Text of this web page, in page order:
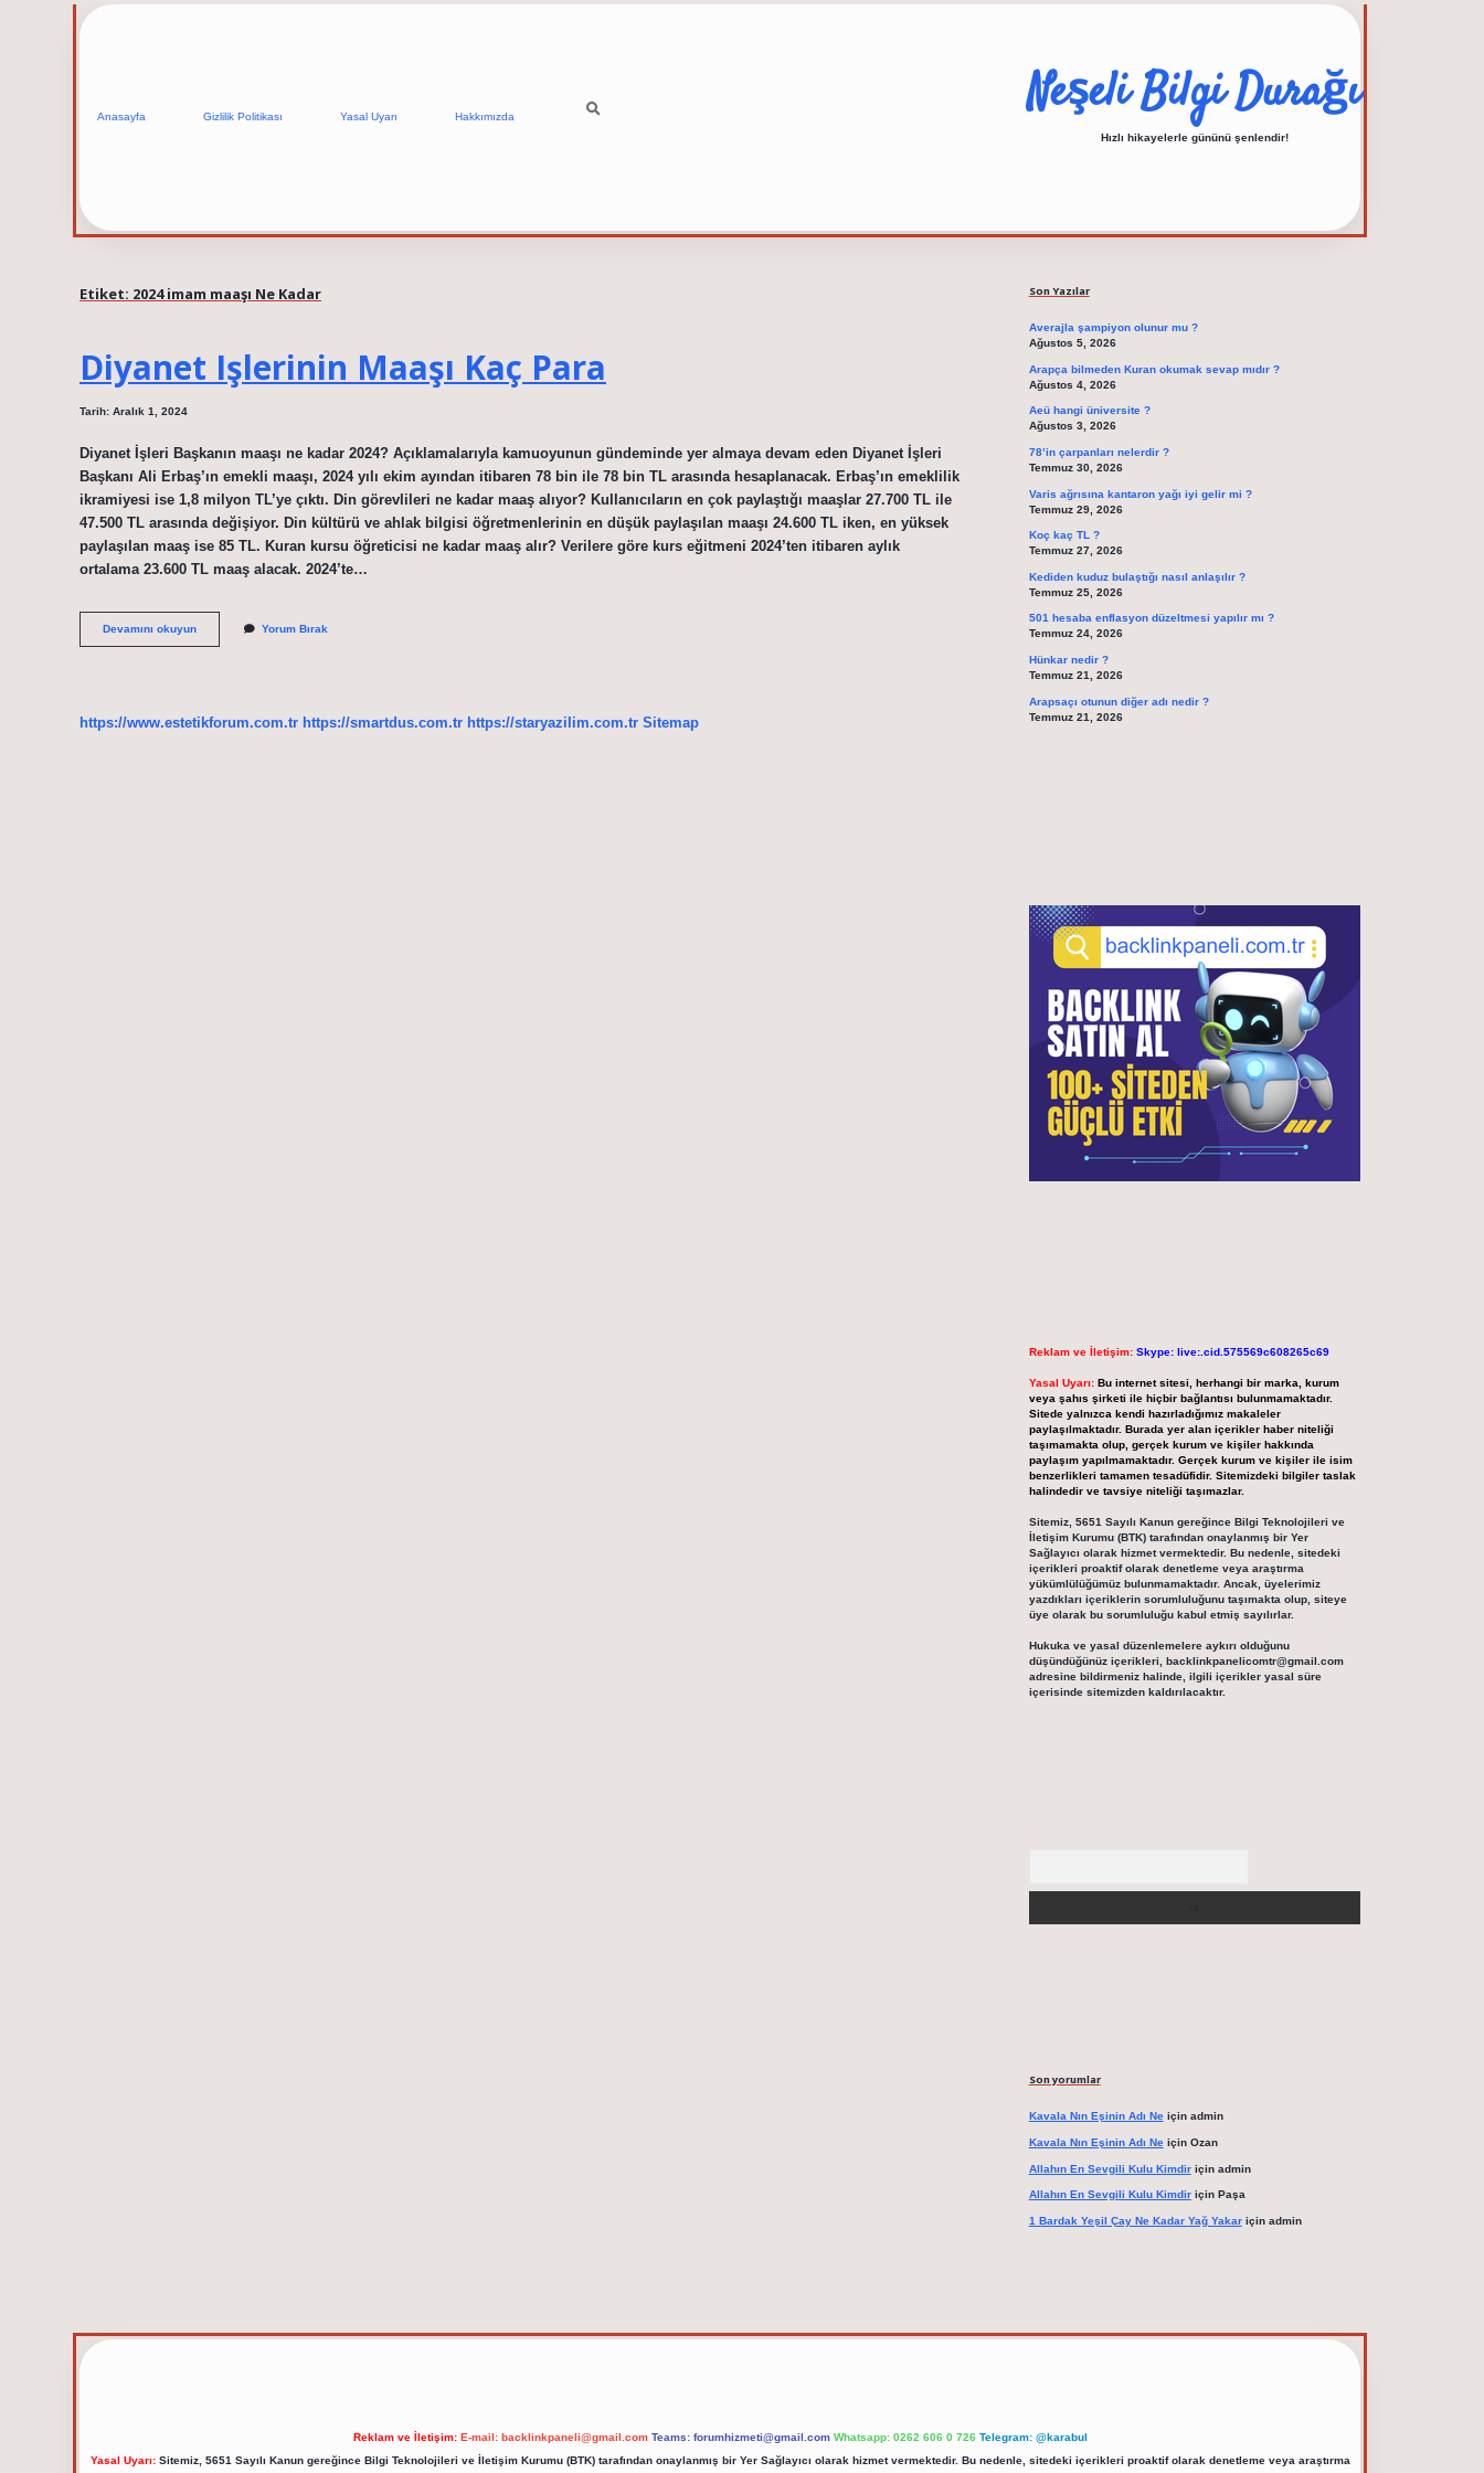
Anasayfa Gizlilik Politikası Yasal Uyarı Hakkımızda Neşeli Bilgi Durağı
Hızlı hikayelerle gününü şenlendir!
Etiket: 2024 imam maaşı Ne Kadar
Diyanet Işlerinin Maaşı Kaç Para
Tarih: Aralık 1, 2024
Diyanet İşleri Başkanın maaşı ne kadar 2024? Açıklamalarıyla kamuoyunun gündeminde yer almaya devam eden Diyanet İşleri
Başkanı Ali Erbaş’ın emekli maaşı, 2024 yılı ekim ayından itibaren 78 bin ile 78 bin TL arasında hesaplanacak. Erbaş’ın emeklilik
ikramiyesi ise 1,8 milyon TL’ye çıktı. Din görevlileri ne kadar maaş alıyor? Kullanıcıların en çok paylaştığı maaşlar 27.700 TL ile
47.500 TL arasında değişiyor. Din kültürü ve ahlak bilgisi öğretmenlerinin en düşük paylaşılan maaşı 24.600 TL iken, en yüksek
paylaşılan maaş ise 85 TL. Kuran kursu öğreticisi ne kadar maaş alır? Verilere göre kurs eğitmeni 2024’ten itibaren aylık
ortalama 23.600 TL maaş alacak. 2024’te…
Devamını okuyunDiyanet
Işlerinin
Yorum Bırak
https://www.estetikforum.com.tr https://smartdus.com.tr https://staryazilim.com.tr Sitemap
Son Yazılar
Averajla şampiyon olunur mu ?
Ağustos 5, 2026
Arapça bilmeden Kuran okumak sevap mıdır ?
Ağustos 4, 2026
Aeü hangi üniversite ?
Ağustos 3, 2026
78’in çarpanları nelerdir ?
Temmuz 30, 2026
Varis ağrısına kantaron yağı iyi gelir mi ?
Temmuz 29, 2026
Koç kaç TL ?
Temmuz 27, 2026
Kediden kuduz bulaştığı nasıl anlaşılır ?
Temmuz 25, 2026
501 hesaba enflasyon düzeltmesi yapılır mı ?
Temmuz 24, 2026
Hünkar nedir ?
Temmuz 21, 2026
Arapsaçı otunun diğer adı nedir ?
Temmuz 21, 2026
Reklam ve İletişim: Skype: live:.cid.575569c608265c69
Yasal Uyarı: Bu internet sitesi, herhangi bir marka, kurum
veya şahıs şirketi ile hiçbir bağlantısı bulunmamaktadır.
Sitede yalnızca kendi hazırladığımız makaleler
paylaşılmaktadır. Burada yer alan içerikler haber niteliği
taşımamakta olup, gerçek kurum ve kişiler hakkında
paylaşım yapılmamaktadır. Gerçek kurum ve kişiler ile isim
benzerlikleri tamamen tesadüfidir. Sitemizdeki bilgiler taslak
halindedir ve tavsiye niteliği taşımazlar.
Sitemiz, 5651 Sayılı Kanun gereğince Bilgi Teknolojileri ve
İletişim Kurumu (BTK) tarafından onaylanmış bir Yer
Sağlayıcı olarak hizmet vermektedir. Bu nedenle, sitedeki
içerikleri proaktif olarak denetleme veya araştırma
yükümlülüğümüz bulunmamaktadır. Ancak, üyelerimiz
yazdıkları içeriklerin sorumluluğunu taşımakta olup, siteye
üye olarak bu sorumluluğu kabul etmiş sayılırlar.
Hukuka ve yasal düzenlemelere aykırı olduğunu
düşündüğünüz içerikleri, backlinkpanelicomtr@gmail.com
adresine bildirmeniz halinde, ilgili içerikler yasal süre
içerisinde sitemizden kaldırılacaktır.
Son yorumlar
Kavala Nın Eşinin Adı Neiçin admin
Kavala Nın Eşinin Adı Neiçin Ozan
Allahın En Sevgili Kulu Kimdiriçin admin
Allahın En Sevgili Kulu Kimdiriçin Paşa
1 Bardak Yeşil Çay Ne Kadar Yağ Yakariçin admin
elexbet güncel adresi
Reklam ve İletişim: E-mail: backlinkpaneli@gmail.com Teams: forumhizmeti@gmail.com Whatsapp: 0262 606 0 726 Telegram: @karabul
Yasal Uyarı:Sitemiz, 5651 Sayılı Kanun gereğince Bilgi Teknolojileri ve İletişim Kurumu (BTK) tarafından onaylanmış bir Yer Sağlayıcı olarak hizmet vermektedir. Bu nedenle, sitedeki içerikleri proaktif olarak denetleme veya araştırma